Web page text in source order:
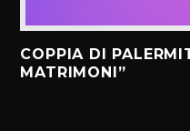
COPPIA DI
MATRIMONI”